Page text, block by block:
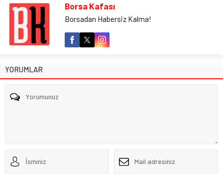
Borsa Kafası
Borsadan Habersiz Kalma!
YORUMLAR